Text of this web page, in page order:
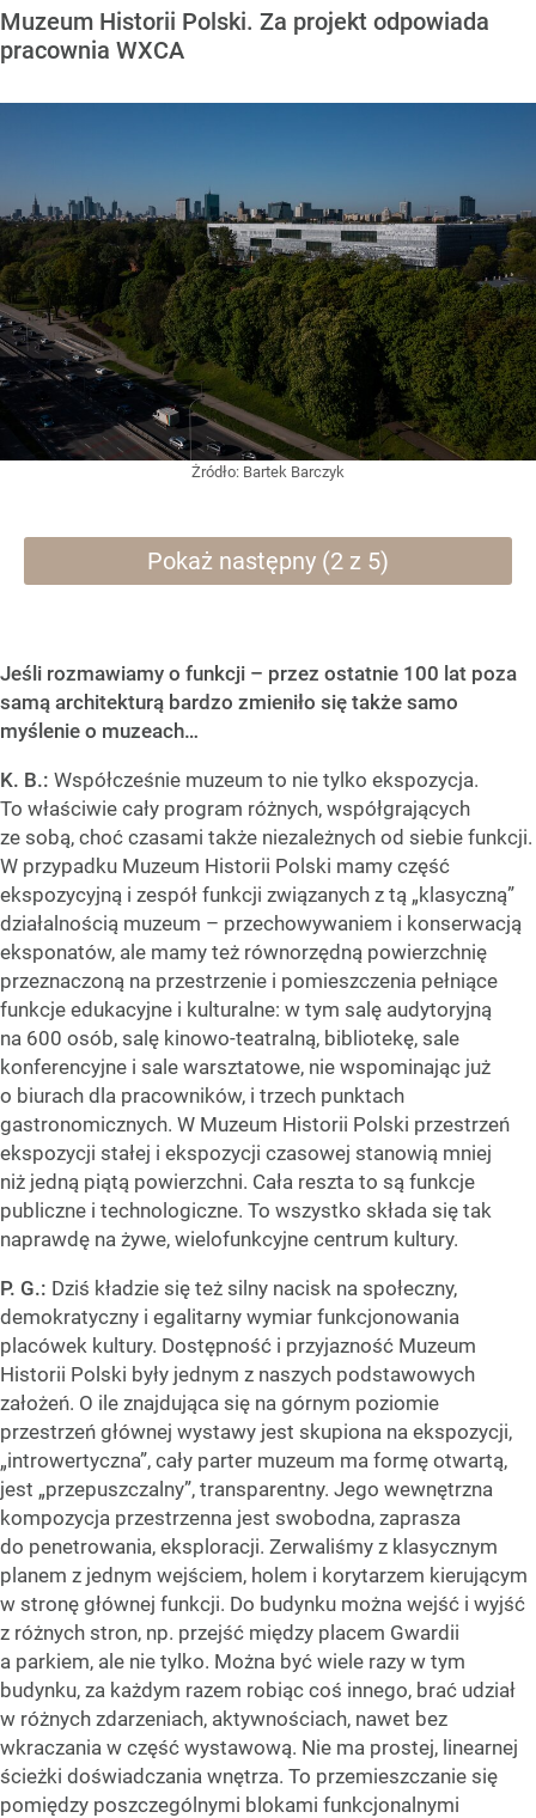
Muzeum Historii Polski. Za projekt odpowiada
pracownia WXCA
Żródło: Bartek Barczyk
Pokaż następny (2 z 5)
Jeśli rozmawiamy o funkcji – przez ostatnie 100 lat poza
samą architekturą bardzo zmieniło się także samo
myślenie o muzeach…
K. B.: Współcześnie muzeum to nie tylko ekspozycja.
To właściwie cały program różnych, współgrających
ze sobą, choć czasami także niezależnych od siebie funkcji.
W przypadku Muzeum Historii Polski mamy część
ekspozycyjną i zespół funkcji związanych z tą „klasyczną”
działalnością muzeum – przechowywaniem i konserwacją
eksponatów, ale mamy też równorzędną powierzchnię
przeznaczoną na przestrzenie i pomieszczenia pełniące
funkcje edukacyjne i kulturalne: w tym salę audytoryjną
na 600 osób, salę kinowo-teatralną, bibliotekę, sale
konferencyjne i sale warsztatowe, nie wspominając już
o biurach dla pracowników, i trzech punktach
gastronomicznych. W Muzeum Historii Polski przestrzeń
ekspozycji stałej i ekspozycji czasowej stanowią mniej
niż jedną piątą powierzchni. Cała reszta to są funkcje
publiczne i technologiczne. To wszystko składa się tak
naprawdę na żywe, wielofunkcyjne centrum kultury.
P. G.: Dziś kładzie się też silny nacisk na społeczny,
demokratyczny i egalitarny wymiar funkcjonowania
placówek kultury. Dostępność i przyjazność Muzeum
Historii Polski były jednym z naszych podstawowych
założeń. O ile znajdująca się na górnym poziomie
przestrzeń głównej wystawy jest skupiona na ekspozycji,
„introwertyczna”, cały parter muzeum ma formę otwartą,
jest „przepuszczalny”, transparentny. Jego wewnętrzna
kompozycja przestrzenna jest swobodna, zaprasza
do penetrowania, eksploracji. Zerwaliśmy z klasycznym
planem z jednym wejściem, holem i korytarzem kierującym
w stronę głównej funkcji. Do budynku można wejść i wyjść
z różnych stron, np. przejść między placem Gwardii
a parkiem, ale nie tylko. Można być wiele razy w tym
budynku, za każdym razem robiąc coś innego, brać udział
w różnych zdarzeniach, aktywnościach, nawet bez
wkraczania w część wystawową. Nie ma prostej, linearnej
ścieżki doświadczania wnętrza. To przemieszczanie się
pomiędzy poszczególnymi blokami funkcjonalnymi